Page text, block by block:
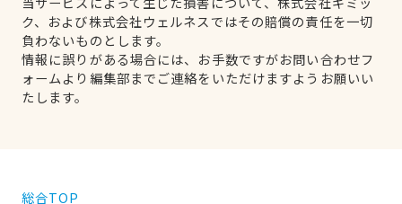
ク、および株式会社ウェルネスではその賠償の責任を一切
負わないものとします。
情報に誤りがある場合には、お手数ですがお問い合わせフ
ォームより編集部までご連絡をいただけますようお願いい
たします。
総合TOP